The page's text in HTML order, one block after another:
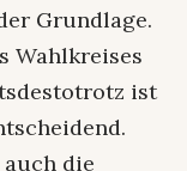
Grundlage.
Wahlkreises
ist
die